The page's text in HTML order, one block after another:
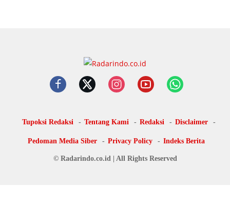
Tupoksi Redaksi Tentang Kami Redaksi Disclaimer
Pedoman Media Siber Privacy Policy Indeks Berita
© Radarindo.co.id | All Rights Reserved